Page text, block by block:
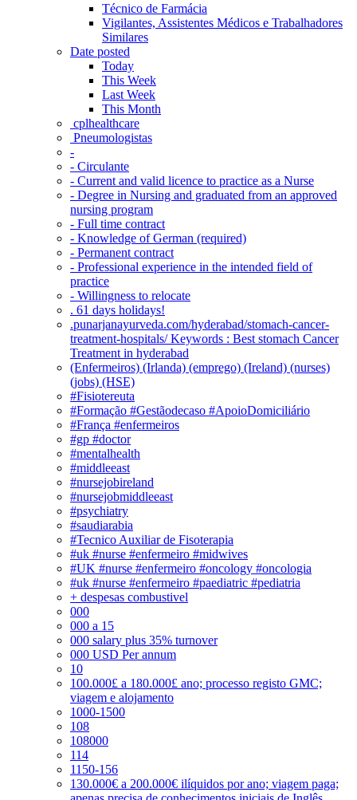
Técnico de Farmácia
Vigilantes, Assistentes Médicos e Trabalhadores
Similares
Date posted
Today
This Week
Last Week
This Month
‎ cplhealthcare‬
Pneumologistas
-
- Circulante
- Current and valid licence to practice as a Nurse
- Degree in Nursing and graduated from an approved
nursing program
- Full time contract
- Knowledge of German (required)
- Permanent contract
- Professional experience in the intended field of
practice
- Willingness to relocate
. 61 days holidays!
.punarjanayurveda.com/hyderabad/stomach-cancer-
treatment-hospitals/ Keywords : Best stomach Cancer
Treatment in hyderabad
(Enfermeiros) (Irlanda) (emprego) (Ireland) (nurses)
(jobs) (HSE)
#Fisiotereuta
#Formação #Gestãodecaso #ApoioDomiciliário
#França #enfermeiros
#gp #doctor
#mentalhealth
#middleeast
#nursejobireland
#nursejobmiddleeast
#psychiatry
#saudiarabia
#Tecnico Auxiliar de Fisoterapia
#uk #nurse #enfermeiro #midwives
#UK #nurse #enfermeiro #oncology #oncologia
#uk #nurse #enfermeiro #paediatric #pediatria
+ despesas combustivel
000
000 a 15
000 salary plus 35% turnover
000 USD Per annum
10
100.000£ a 180.000£ ano; processo registo GMC;
viagem e alojamento
1000-1500
108
108000
114
1150-156
130.000€ a 200.000€ ilíquidos por ano; viagem paga;